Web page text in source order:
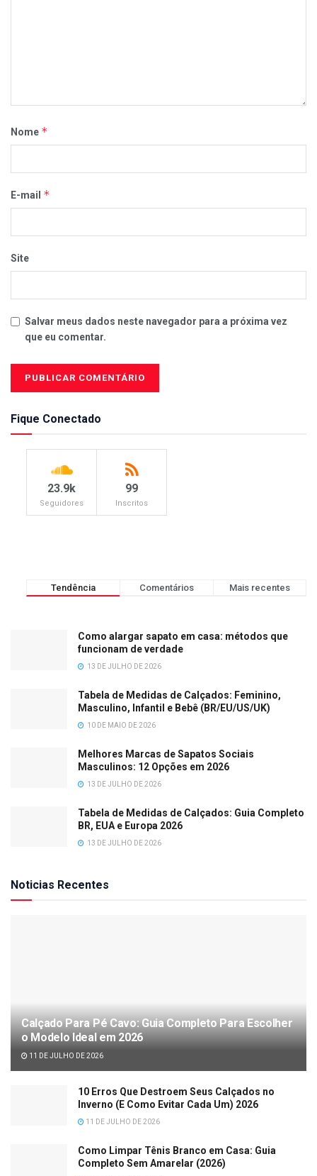
Nome *
E-mail *
Site
Salvar meus dados neste navegador para a próxima vez
que eu comentar.
Fique Conectado
23.9k
Seguidores
99
Inscritos
Tendência Comentários Mais recentes
Como alargar sapato em casa: métodos que
funcionam de verdade
13 DE JULHO DE 2026
Tabela de Medidas de Calçados: Feminino,
Masculino, Infantil e Bebê (BR/EU/US/UK)
10 DE MAIO DE 2026
Melhores Marcas de Sapatos Sociais
Masculinos: 12 Opções em 2026
13 DE JULHO DE 2026
Tabela de Medidas de Calçados: Guia Completo
BR, EUA e Europa 2026
13 DE JULHO DE 2026
Noticias Recentes
Calçado Para Pé Cavo: Guia Completo Para Escolher
o Modelo Ideal em 2026
11 DE JULHO DE 2026
10 Erros Que Destroem Seus Calçados no
Inverno (E Como Evitar Cada Um) 2026
11 DE JULHO DE 2026
Como Limpar Tênis Branco em Casa: Guia
Completo Sem Amarelar (2026)